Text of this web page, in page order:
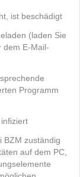
ist beschädigt
(laden Sie
dem E-Mail-
Programm
BZM zuständig
auf dem PC,